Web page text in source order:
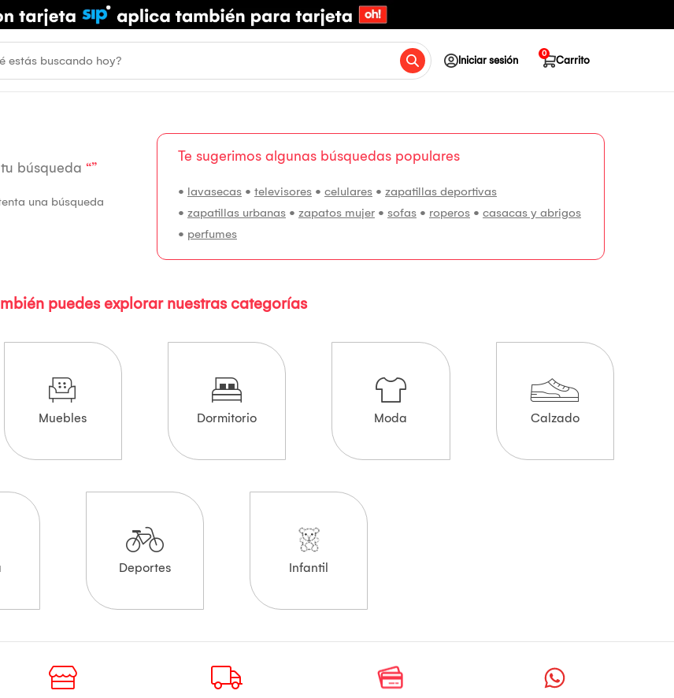
Iniciar sesión Carrito
0
búsqueda “”
una búsqueda
Te sugerimos algunas búsquedas populares
• lavasecas • televisores • celulares • zapatillas deportivas
• zapatillas urbanas • zapatos mujer • sofas • roperos • casacas y abrigos
• perfumes
puedes explorar nuestras categorías
Muebles Dormitorio Moda Calzado
Deportes Infantil